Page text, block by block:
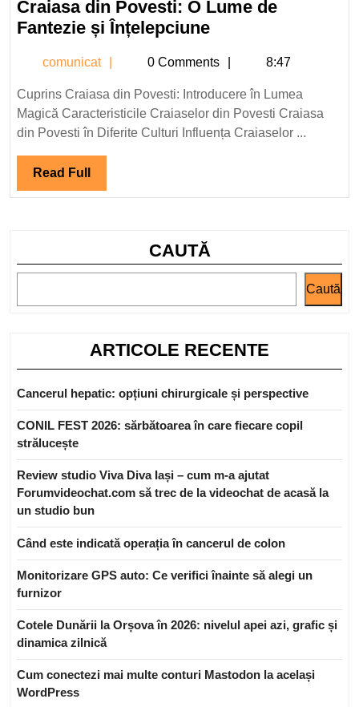
2024
Craiasa din Povesti: O Lume de
Fantezie și ÎnțelepciuneCraiasa
Povesti:
O
Lume
de
Înțelepciune
comunicat comunicat
0 Comments 8:47
Cuprins Craiasa din Povesti: Introducere în Lumea
Magică Caracteristicile Craiaselor din Povesti Craiasa
din Povesti în Diferite Culturi Influența Craiaselor ...
Read Full Read
Full
CAUTĂ
Caută
ARTICOLE RECENTE
Cancerul hepatic: opțiuni chirurgicale și perspective
CONIL FEST 2026: sărbătoarea în care fiecare copil
strălucește
Review studio Viva Diva Iași – cum m-a ajutat
Forumvideochat.com să trec de la videochat de acasă la
un studio bun
Când este indicată operația în cancerul de colon
Monitorizare GPS auto: Ce verifici înainte să alegi un
furnizor
Cotele Dunării la Orșova în 2026: nivelul apei azi, grafic și
dinamica zilnică
Cum conectezi mai multe conturi Mastodon la același
WordPress